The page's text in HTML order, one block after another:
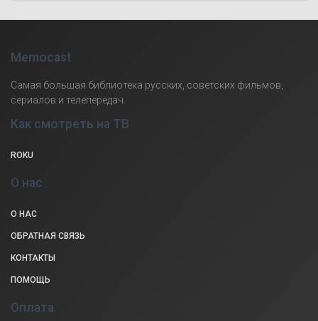
Memocast
Самая большая библиотека русских, советских фильмов,
сериалов и телепередач.
Как смотреть на ТВ
ROKU
О нас
О НАС
ОБРАТНАЯ СВЯЗЬ
КОНТАКТЫ
ПОМОЩЬ
Оплата